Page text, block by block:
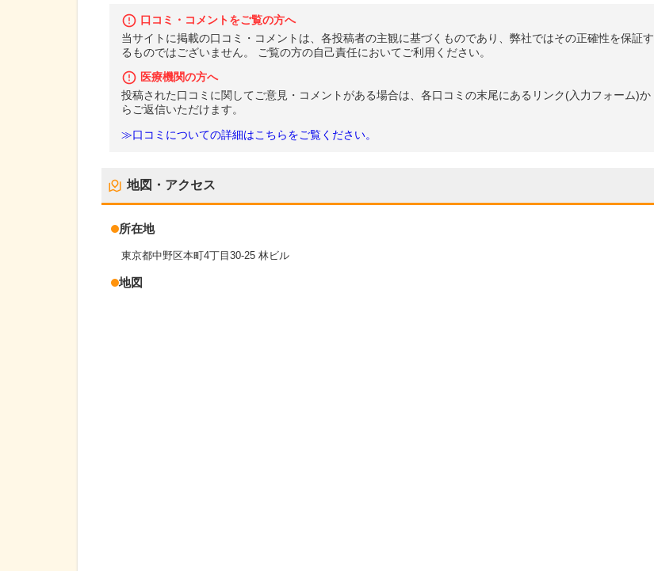
口コミ・コメントをご覧の方へ
当サイトに掲載の口コミ・コメントは、各投稿者の主観に基づくものであり、弊社ではその正確性を保証す
るものではございません。 ご覧の方の自己責任においてご利用ください。
医療機関の方へ
投稿された口コミに関してご意見・コメントがある場合は、各口コミの末尾にあるリンク(入力フォーム)か
らご返信いただけます。
≫口コミについての詳細はこちらをご覧ください。
地図・アクセス
所在地
東京都中野区本町4丁目30-25 林ビル
地図